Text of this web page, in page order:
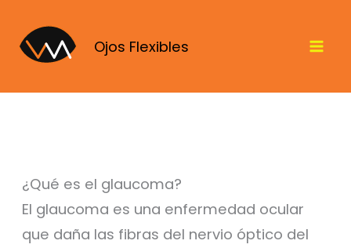
contenido
Ojos Flexibles
¿Qué es el glaucoma?
El glaucoma es una enfermedad ocular
que daña las fibras del nervio óptico del